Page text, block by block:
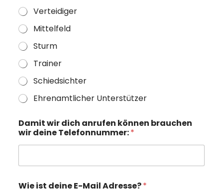
Verteidiger
Mittelfeld
Sturm
Trainer
Schiedsichter
Ehrenamtlicher Unterstützer
Damit wir dich anrufen können brauchen
wir deine Telefonnummer:*
Wie ist deine E-Mail Adresse?*